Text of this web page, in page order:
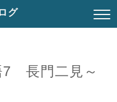
グ
7 長門二見～